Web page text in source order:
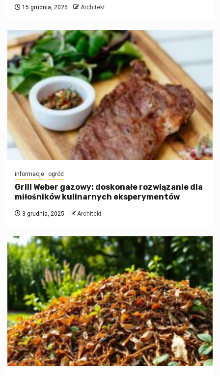
15 grudnia, 2025 Architekt
informacje ogród
Grill Weber gazowy: doskonałe rozwiązanie dla
miłośników kulinarnych eksperymentów
3 grudnia, 2025 Architekt